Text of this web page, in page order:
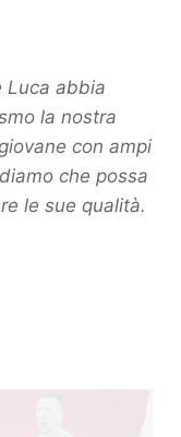
Luca abbia
la nostra
con ampi
che possa
le sue qualità.